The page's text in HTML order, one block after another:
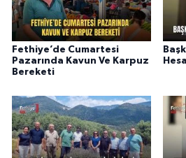
Fethiye’de Cumartesi
Pazarında Kavun Ve Karpuz
Bereketi